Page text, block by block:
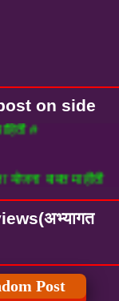
on side
माहीती
Post